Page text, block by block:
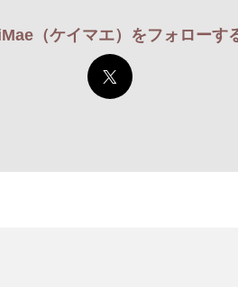
（ケイマエ）をフォローす